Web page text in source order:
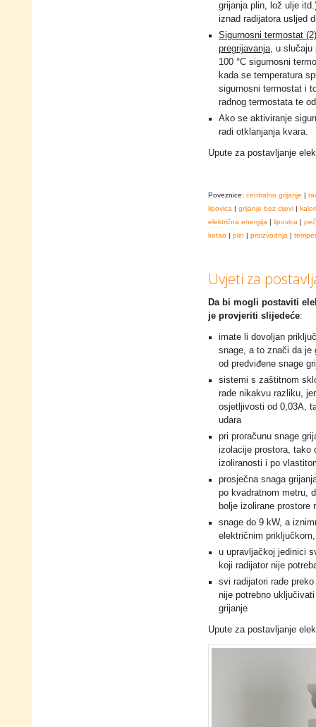
grijanja plin, lož ulje
iznad radijatora usljed
Sigurnosni termostat
pregrijavanja, u slučaju
100 °C sigurnosni
kada se temperatura
sigurnosni termostat i
radnog termostata te
Ako se aktiviranje
radi otklanjanja kvara.
Upute za postavljanje
Poveznice: centralno grijanje |
lipovica | grijanje bez cijevi |
električna energija | lipovica |
kotao | plin | proizvodnja |
Uvjeti za
Da bi mogli postaviti
je provjeriti slijedeće:
imate li dovoljan
snage, a to znači da je
od predviđene snage
sistemi s zaštitnom
rade nikakvu razliku,
osjetljivosti od 0,03A,
udara
pri proračunu snage
izolacije prostora, tako
izoliranosti i po
prosječna snaga
po kvadratnom metru,
bolje izolirane
snage do 9 kW, a
električnim
u upravljačkoj jedinici
koji radijator nije
svi radijatori rade
nije potrebno
grijanje
Upute za postavljanje